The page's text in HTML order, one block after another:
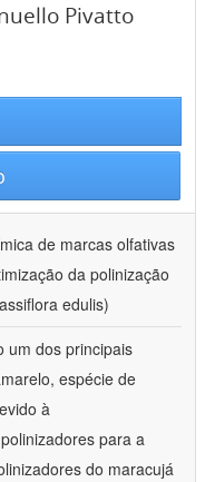
Pivatto
de marcas olfativas
da polinização
edulis)
um dos principais
espécie de
à
para a
do maracujá